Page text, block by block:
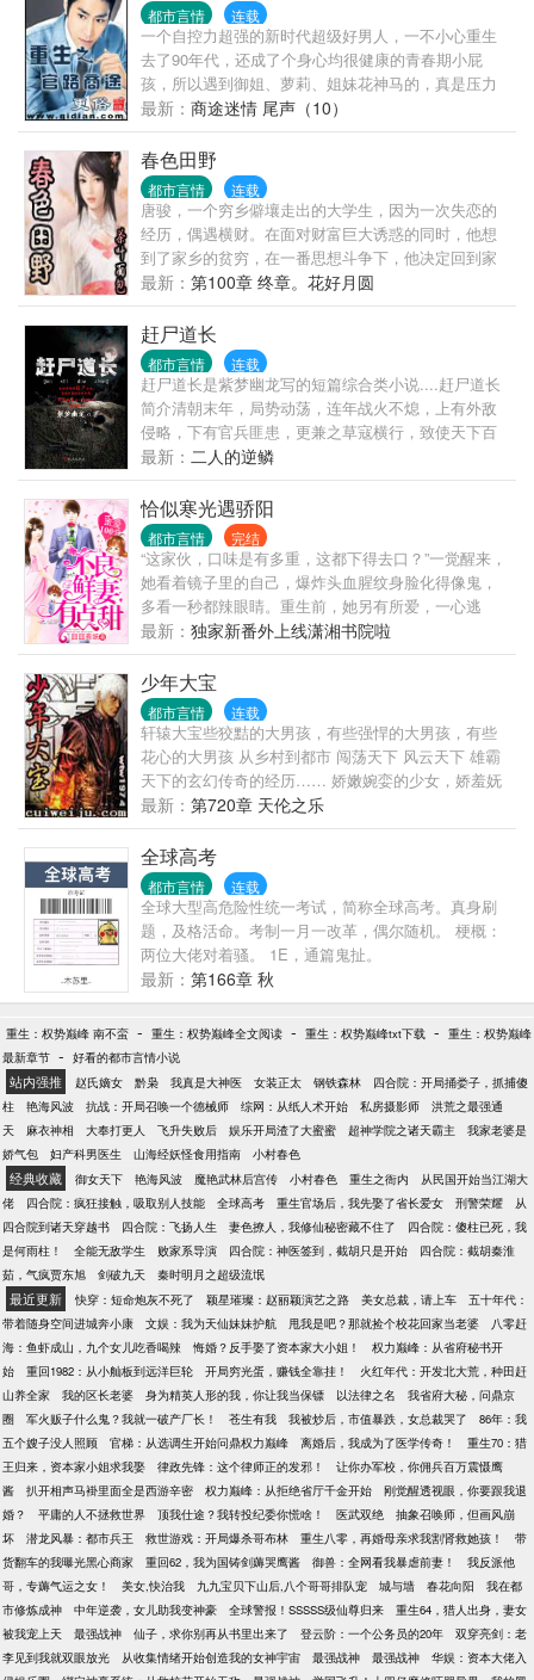
都市言情 连载
一个自控力超强的新时代超级好男人，一不小心重生
去了90年代，还成了个身心均很健康的青春期小屁
孩，所以遇到御姐、萝莉、姐妹花神马的，真是压力
山大！ 好在，还有纠缠不清的官场、商场那些事儿，
能让张恪权力以对、大战拳脚，至于白手起家创建商
业帝国……当然更是手到擒来！ 作为一个开银行、办
酒店、染指互联网、顺手牵羊迪士尼的财团总裁，成
年人张恪告诉你：发家致富的捷径只在于六个字——
打通权贵之门！
最新： 商途迷情 尾声（10）
春色田野
都市言情 连载
唐骏，一个穷乡僻壤走出的大学生，因为一次失恋的
经历，偶遇横财。在面对财富巨大诱惑的同时，他想
到了家乡的贫穷，在一番思想斗争下，他决定回到家
乡帮助村民脱贫致富。于是在一片春机盎然的田野
上，书写了人生里程新的篇章…… 本书延续面包作品
的一贯风格，希望大家得到快乐的之余，同时能得到
人生的感悟…… 《春色田野》原名《欲望·田野》，面
包翠微居第四部作品，出于河蟹的需要，以《春色田
野》面世。 欲望：最简单的解释就是希望，盼望。是
人或动物想得到某种东西或达到某种目的的要求。 “生
死根本，欲为第一...
最新： 第100章 终章。花好月圆
赶尸道长
都市言情 连载
赶尸道长是紫梦幽龙写的短篇综合类小说....赶尸道长
简介清朝末年，局势动荡，连年战火不熄，上有外敌
侵略，下有官兵匪患，更兼之草寇横行，致使天下百
姓困苦不堪，流离失所，人人自危。在这种混乱的局
势之下，普天下的老百姓如同生活在地狱之中，除了
饱受战乱之外，更有天灾人祸无数，致使饿殍满地，
横死遍野，易子相食也不足为奇，客死他乡者亦是不
计其数。说到这客死他乡者，便说到了这篇小说的关
键之处，自古以来，我国便有狐死首丘，落叶归根的
说法，就是说无论是人或者事物总要有一个归宿，尤
其是人，无论他活着的时候在外面如何风光，死了之
后，尸身必须要回到他原来的地方...
最新： 二人的逆鳞
恰似寒光遇骄阳
都市言情 完结
“这家伙，口味是有多重，这都下得去口？”一觉醒来，
她看着镜子里的自己，爆炸头血腥纹身脸化得像鬼，
多看一秒都辣眼睛。重生前，她另有所爱，一心逃
离，与他发生关系后对他恨之入骨。重生后，她瞄了
眼床上的美色，严肃思考，这事后留下阴影的，貌似
应该是他？上一世脑子被门夹了放着绝色老公不要，
被渣男贱女所害，被最信任的闺密洗......
最新： 独家新番外上线潇湘书院啦
少年大宝
都市言情 连载
轩辕大宝些狡黠的大男孩，有些强悍的大男孩，有些
花心的大男孩 从乡村到都市 闯荡天下 风云天下 雄霸
天下的玄幻传奇的经历…… 娇嫩婉娈的少女，娇羞妩
媚的少妇，娇艳性感的熟妇…… 1+2+3+......+12=??
你说有多少美女呢?呵呵!一水仙二杏三桃四牡丹五石榴
六荷七紫薇八桂九菊十芙蓉十一山茶十二腊梅! (不喜
欢禁忌情结的勿进)
最新： 第720章 天伦之乐
全球高考
都市言情 连载
全球大型高危险性统一考试，简称全球高考。真身刷
题，及格活命。考制一月一改革，偶尔随机。 梗概：
两位大佬对着骚。 1E，通篇鬼扯。
最新： 第166章 秋
重生：权势巅峰 南不蛮 - 重生：权势巅峰全文阅读 - 重生：权势巅峰txt下载 - 重生：权势巅峰
最新章节 - 好看的都市言情小说
站内强推 赵氏嫡女 黔枭 我真是大神医 女装正太 钢铁森林
四合院：开局捅娄子，抓捕傻
柱
艳海风波 抗战：开局召唤一个德械师 综网：从纸人术开始 私房摄影师
洪荒之最强通
天
麻衣神相 大奉打更人 飞升失败后 娱乐开局渣了大蜜蜜 超神学院之诸天霸主
我家老婆是
娇气包
妇产科男医生 山海经妖怪食用指南 小村春色
经典收藏 御女天下 艳海风波 魔艳武林后宫传 小村春色 重生之衙内
从民国开始当江湖大
佬
四合院：疯狂接触，吸取别人技能 全球高考 重生官场后，我先娶了省长爱女 刑警荣耀
从
四合院到诸天穿越书
四合院：飞扬人生 妻色撩人，我修仙秘密藏不住了
四合院：傻柱已死，我
是何雨柱！
全能无敌学生 败家系导演 四合院：神医签到，截胡只是开始
四合院：截胡秦淮
茹，气疯贾东旭
剑破九天 秦时明月之超级流氓
最近更新 快穿：短命炮灰不死了 颖星璀璨：赵丽颖演艺之路 美女总裁，请上车
五十年代：
带着随身空间进城奔小康
文娱：我为天仙妹妹护航 甩我是吧？那就捡个校花回家当老婆
八零赶
海：鱼虾成山，九个女儿吃香喝辣
悔婚？反手娶了资本家大小姐！
权力巅峰：从省府秘书开
始
重回1982：从小舢板到远洋巨轮 开局穷光蛋，赚钱全靠挂！
火红年代：开发北大荒，种田赶
山养全家
我的区长老婆 身为精英人形的我，你让我当保镖 以法律之名
我省府大秘，问鼎京
圈
军火贩子什么鬼？我就一破产厂长！ 苍生有我 我被炒后，市值暴跌，女总裁哭了
86年：我
五个嫂子没人照顾
官梯：从选调生开始问鼎权力巅峰 离婚后，我成为了医学传奇！
重生70：猎
王归来，资本家小姐求我娶
律政先锋：这个律师正的发邪！
让你办军校，你佣兵百万震慑鹰
酱
扒开相声马褂里面全是西游辛密 权力巅峰：从拒绝省厅千金开始
刚觉醒透视眼，你要跟我退
婚？
平庸的人不拯救世界 顶我仕途？我转投纪委你慌啥！ 医武双绝
抽象召唤师，但画风崩
坏
潜龙风暴：都市兵王 救世游戏：开局爆杀哥布林 重生八零，再婚母亲求我割肾救她孩！
带
货翻车的我曝光黑心商家
重回62，我为国铸剑薅哭鹰酱 御兽：全网看我暴虐前妻！
我反派他
哥，专薅气运之女！
美女,快治我 九九宝贝下山后,八个哥哥排队宠 城与墙 春花向阳
我在都
市修炼成神
中年逆袭，女儿助我变神豪 全球警报！SSSSS级仙尊归来
重生64，猎人出身，妻女
被我宠上天
最强战神 仙子，求你别再从书里出来了 登云阶：一个公务员的20年
双穿亮剑：老
李见到我就双眼放光
从收集情绪开始创造我的女神宇宙 最强战神 最强战神
华娱：资本大佬入